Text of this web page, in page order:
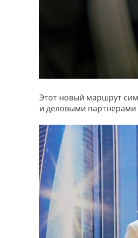
Этот новый маршрут
и деловыми партнерами